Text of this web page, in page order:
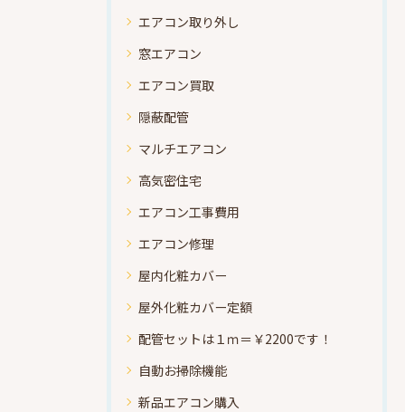
エアコン取り外し
窓エアコン
エアコン買取
隠蔽配管
マルチエアコン
高気密住宅
エアコン工事費用
エアコン修理
屋内化粧カバー
屋外化粧カバー定額
配管セットは１ｍ＝￥2200です！
自動お掃除機能
新品エアコン購入